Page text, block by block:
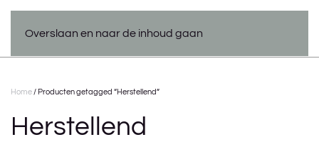
Overslaan en naar de inhoud gaan
Home / Producten getagged “Herstellend”
Herstellend